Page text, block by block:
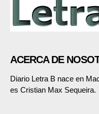
ACERCA DE
Diario Letra B nace en
es Cristian Max Sequeira.